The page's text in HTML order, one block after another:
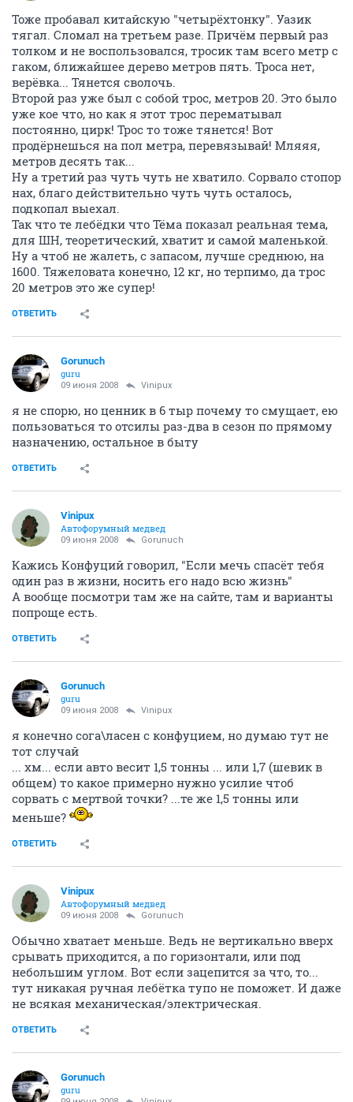
Тоже пробавал китайскую "четырёхтонку". Уазик
тягал. Сломал на третьем разе. Причём первый раз
толком и не воспользовался, тросик там всего метр с
гаком, ближайшее дерево метров пять. Троса нет,
верёвка... Тянется сволочь.
Второй раз уже был с собой трос, метров 20. Это было
уже кое что, но как я этот трос перематывал
постоянно, цирк! Трос то тоже тянется! Вот
продёрнешься на пол метра, перевязывай! Мляяя,
метров десять так...
Ну а третий раз чуть чуть не хватило. Сорвало стопор
нах, благо действительно чуть чуть осталось,
подкопал выехал.
Так что те лебёдки что Тёма показал реальная тема,
для ШН, теоретический, хватит и самой маленькой.
Ну а чтоб не жалеть, с запасом, лучше среднюю, на
1600. Тяжеловата конечно, 12 кг, но терпимо, да трос
20 метров это же супер!
ОТВЕТИТЬ
Gorunuch
guru
09 июня 2008 Vinipux
я не спорю, но ценник в 6 тыр почему то смущает, ею
пользоваться то отсилы раз-два в сезон по прямому
назначению, остальное в быту
ОТВЕТИТЬ
Vinipux
Автофорумный медвед
09 июня 2008 Gorunuch
Кажись Конфуций говорил, "Если мечь спасёт тебя
один раз в жизни, носить его надо всю жизнь"
А вообще посмотри там же на сайте, там и варианты
попроще есть.
ОТВЕТИТЬ
Gorunuch
guru
09 июня 2008 Vinipux
я конечно сога\ласен с конфуцием, но думаю тут не
тот случай
... хм... если авто весит 1,5 тонны ... или 1,7 (шевик в
общем) то какое примерно нужно усилие чтоб
сорвать с мертвой точки? ...те же 1,5 тонны или
меньше?
ОТВЕТИТЬ
Vinipux
Автофорумный медвед
09 июня 2008 Gorunuch
Обычно хватает меньше. Ведь не вертикально вверх
срывать приходится, а по горизонтали, или под
небольшим углом. Вот если зацепится за что, то...
тут никакая ручная лебётка тупо не поможет. И даже
не всякая механическая/электрическая.
ОТВЕТИТЬ
Gorunuch
guru